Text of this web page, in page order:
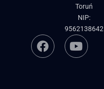
Toruń
NIP:
9562138642